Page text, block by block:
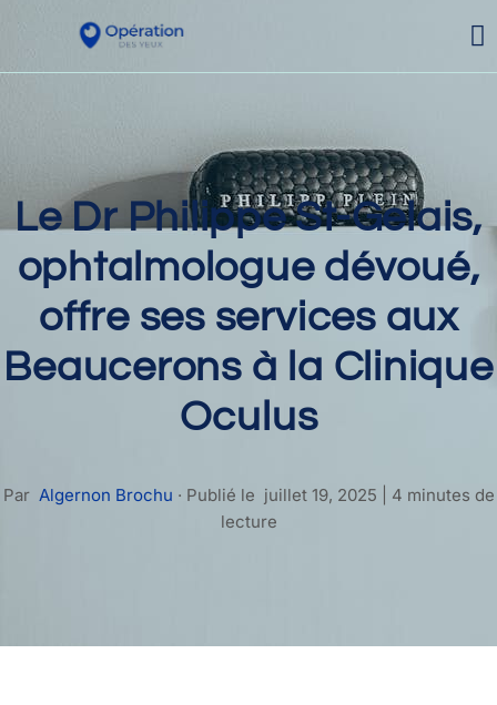
Le Dr Philippe St-Gelais,
ophtalmologue dévoué,
offre ses services aux
Beaucerons à la Clinique
Oculus
Par Algernon Brochu · Publié le juillet 19, 2025
4 minutes de
lecture